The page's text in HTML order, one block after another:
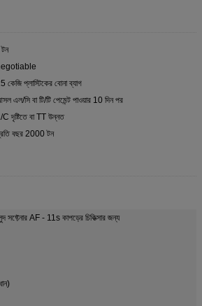
টন
কেজি প্লাস্টিকের বোনা ব্যাগ
এল/সি বা টি/টি পেমেন্ট পাওয়ার 10 দিন পর
C দৃষ্টিতে বা TT উন্নত
বছর 2000 টন
AF - 11s কাপড়ের চিকিত্সার জন্য